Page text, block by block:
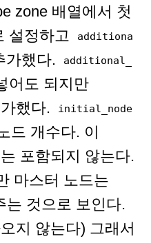
zone 배열에서 첫
설정하고
additiona
가했다.
additional_
어도 되지만
했다.
initial_node
드 개수다. 이
포함되지 않는다.
마스터 노드는
는 것으로 보인다.
지 않는다) 그래서